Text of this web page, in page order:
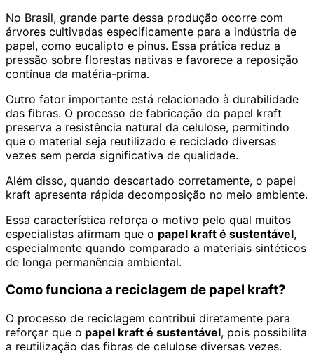
No Brasil, grande parte dessa produção ocorre com
árvores cultivadas especificamente para a indústria de
papel, como eucalipto e pinus. Essa prática reduz a
pressão sobre florestas nativas e favorece a reposição
contínua da matéria-prima.
Outro fator importante está relacionado à durabilidade
das fibras. O processo de fabricação do papel kraft
preserva a resistência natural da celulose, permitindo
que o material seja reutilizado e reciclado diversas
vezes sem perda significativa de qualidade.
Além disso, quando descartado corretamente, o papel
kraft apresenta rápida decomposição no meio ambiente.
Essa característica reforça o motivo pelo qual muitos
especialistas afirmam que o papel kraft é sustentável,
especialmente quando comparado a materiais sintéticos
de longa permanência ambiental.
Como funciona a reciclagem de papel kraft?
O processo de reciclagem contribui diretamente para
reforçar que o papel kraft é sustentável, pois possibilita
a reutilização das fibras de celulose diversas vezes.